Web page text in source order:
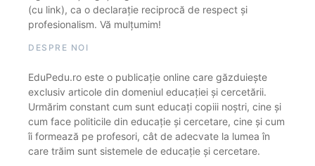
(cu link), ca o declarație reciprocă de respect și
profesionalism. Vă mulțumim!
DESPRE NOI
EduPedu.ro este o publicație online care găzduiește
exclusiv articole din domeniul educației și cercetării.
Urmărim constant cum sunt educați copiii noștri, cine și
cum face politicile din educație și cercetare, cine și cum
îi formează pe profesori, cât de adecvate la lumea în
care trăim sunt sistemele de educație și cercetare.